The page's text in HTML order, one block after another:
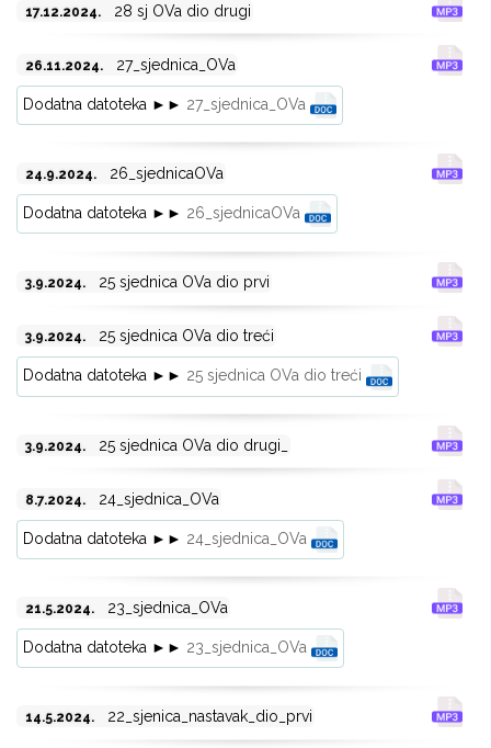
17.12.2024. 28 sj OVa dio drugi
26.11.2024. 27_sjednica_OVa
Dodatna datoteka ►► 27_sjednica_OVa
24.9.2024. 26_sjednicaOVa
Dodatna datoteka ►► 26_sjednicaOVa
3.9.2024. 25 sjednica OVa dio prvi
3.9.2024. 25 sjednica OVa dio treći
Dodatna datoteka ►► 25 sjednica OVa dio treći
3.9.2024. 25 sjednica OVa dio drugi_
8.7.2024. 24_sjednica_OVa
Dodatna datoteka ►► 24_sjednica_OVa
21.5.2024. 23_sjednica_OVa
Dodatna datoteka ►► 23_sjednica_OVa
14.5.2024. 22_sjenica_nastavak_dio_prvi